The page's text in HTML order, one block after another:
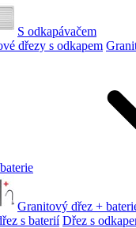
S odkapávačem
dřezy s odkapem
Granitový dřez +
s baterií Dřez s